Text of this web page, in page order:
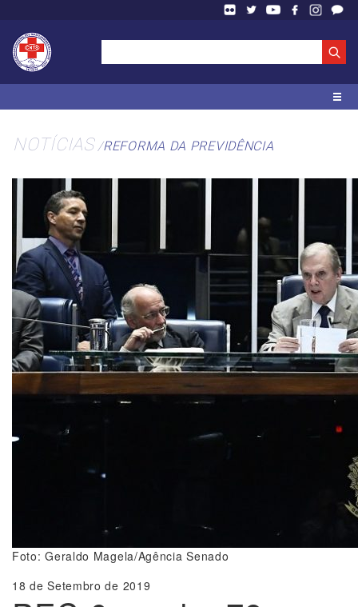
NOTÍCIAS REFORMA DA PREVIDÊNCIA
Foto: Geraldo Magela/Agência Senado
18 de Setembro de 2019